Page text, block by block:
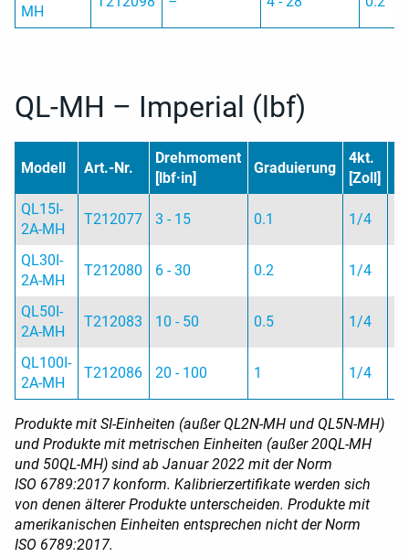
MH
QL-MH – Imperial (lbf)
Modell Art.-Nr.
Drehmoment
[lbf·in]
Graduierung
4kt.
[Zoll]
QL15I-
2A-MH
T212077 3 - 15 0.1 1/4
QL30I-
2A-MH
T212080 6 - 30 0.2 1/4
QL50I-
2A-MH
T212083 10 - 50 0.5 1/4
QL100I-
2A-MH
T212086 20 - 100 1 1/4
Produkte mit SI-Einheiten (außer QL2N-MH und QL5N-MH)
und Produkte mit metrischen Einheiten (außer 20QL-MH
und 50QL-MH) sind ab Januar 2022 mit der Norm
ISO 6789:2017 konform. Kalibrierzertifikate werden sich
von denen älterer Produkte unterscheiden. Produkte mit
amerikanischen Einheiten entsprechen nicht der Norm
ISO 6789:2017.